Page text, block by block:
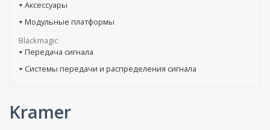
Аксессуары
Модульные платформы
Blackmagic
Передача сигнала
Системы передачи и распределения сигнала
Kramer